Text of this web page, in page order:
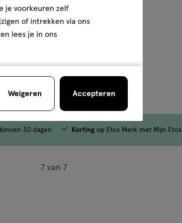
Er zijn nog maar 8 producten op voorraad.
30 dagen Korting op Etos Merk met Mijn Etos
7 van7
je voorkeuren zelf
of intrekken via ons
lees je in ons
Weigeren Accepteren